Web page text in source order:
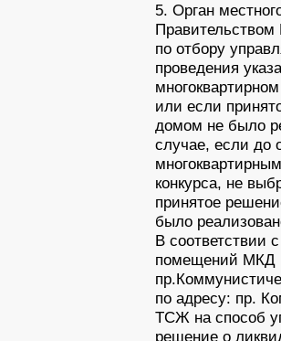
5. Орган
Правительством
по отбору
проведения
или если
домом не было
случае, если до
конкурса, не
принятое
было
В соответствии
помещений МКД
по адресу: пр.
ТСЖ на способ
решение о